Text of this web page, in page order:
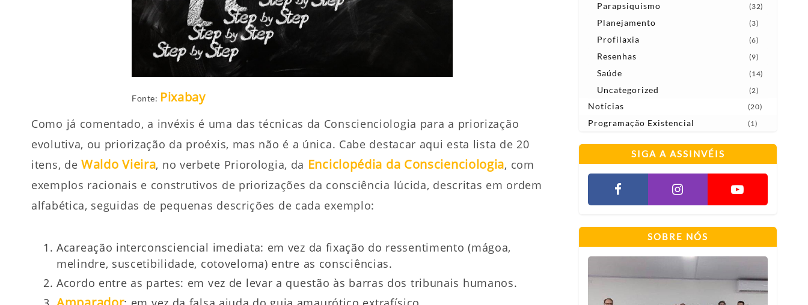
Fonte: Pixabay
Como já comentado, a invéxis é uma das técnicas da Conscienciologia para a priorização
evolutiva, ou priorização da proéxis, mas não é a única. Cabe destacar aqui esta lista de 20
itens, de Waldo Vieira, no verbete Priorologia, da Enciclopédia da Conscienciologia, com
exemplos racionais e construtivos de priorizações da consciência lúcida, descritas em ordem
alfabética, seguidas de pequenas descrições de cada exemplo:
Acareação interconsciencial imediata: em vez da fixação do ressentimento (mágoa,
melindre, suscetibilidade, cotoveloma) entre as consciências.
Acordo entre as partes: em vez de levar a questão às barras dos tribunais humanos.
Parapsiquismo (32)
Planejamento (3)
Profilaxia (6)
Resenhas (9)
Saúde (14)
Uncategorized (2)
Notícias (20)
Programação Existencial (1)
SIGA A ASSINVÉIS
SOBRE NÓS